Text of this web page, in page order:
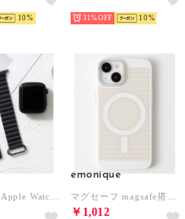
10 31% 10
emonique
￥1,012